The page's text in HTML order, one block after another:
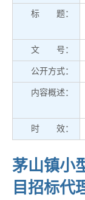
标 题：
文 号：
公开方式：
内容概述：
时 效：
茅山镇小
目招标代